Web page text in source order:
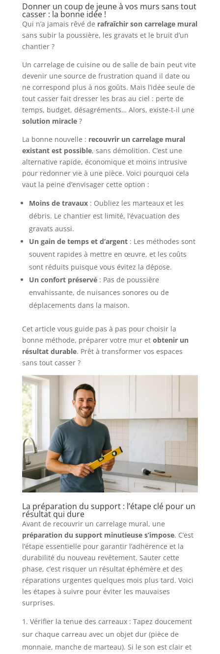
Donner un coup de jeune à vos murs sans tout
casser : la bonne idée !
Qui n’a jamais rêvé de rafraîchir son carrelage mural
sans subir la poussière, les gravats et le bruit d’un
chantier ?
Un carrelage de cuisine ou de salle de bain peut vite
devenir une source de frustration quand il date ou
ne correspond plus à nos goûts. Mais l’idée seule de
tout casser fait dresser les bras au ciel : perte de
temps, budget, désagréments… Alors, existe-t-il une
solution miracle?
La bonne nouvelle : recouvrir un carrelage mural
existant est possible, sans démolition. C’est une
alternative rapide, économique et moins intrusive
pour redonner vie à une pièce. Voici pourquoi cela
vaut la peine d’envisager cette option :
Moins de travaux: Oubliez les marteaux et les
débris. Le chantier est limité, l’évacuation des
gravats aussi.
Un gain de temps et d’argent: Les méthodes sont
souvent rapides à mettre en œuvre, et les coûts
sont réduits puisque vous évitez la dépose.
Un confort préservé: Pas de poussière
envahissante, de nuisances sonores ou de
déplacements dans la maison.
Cet article vous guide pas à pas pour choisir la
bonne méthode, préparer votre mur et obtenir un
résultat durable. Prêt à transformer vos espaces
sans tout casser ?
La préparation du support : l’étape clé pour un
résultat qui dure
Avant de recouvrir un carrelage mural, une
préparation du support minutieuse s’impose. C’est
l’étape essentielle pour garantir l’adhérence et la
durabilité du nouveau revêtement. Sauter cette
phase, c’est risquer un résultat éphémère et des
réparations urgentes quelques mois plus tard. Voici
les étapes à suivre pour éviter les mauvaises
surprises.
Vérifier la tenue des carreaux : Tapez doucement
sur chaque carreau avec un objet dur (pièce de
monnaie, manche de marteau). Si le son est clair et